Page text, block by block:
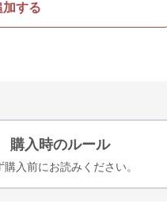
加する
購入時のルール
購入前にお読みください。